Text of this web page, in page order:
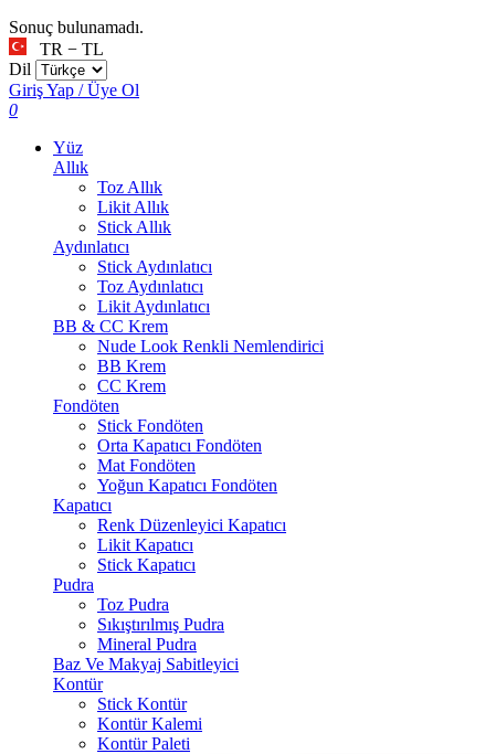
Sonuç bulunamadı.
TR − TL
Dil
Giriş Yap / Üye Ol
0
Yüz
Allık
Toz Allık
Likit Allık
Stick Allık
Aydınlatıcı
Stick Aydınlatıcı
Toz Aydınlatıcı
Likit Aydınlatıcı
BB & CC Krem
Nude Look Renkli Nemlendirici
BB Krem
CC Krem
Fondöten
Stick Fondöten
Orta Kapatıcı Fondöten
Mat Fondöten
Yoğun Kapatıcı Fondöten
Kapatıcı
Renk Düzenleyici Kapatıcı
Likit Kapatıcı
Stick Kapatıcı
Pudra
Toz Pudra
Sıkıştırılmış Pudra
Mineral Pudra
Baz Ve Makyaj Sabitleyici
Kontür
Stick Kontür
Kontür Kalemi
Kontür Paleti